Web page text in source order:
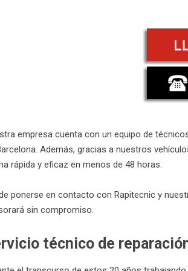
empresa cuenta con un equipo de
Además, gracias a nuestros
rápida y eficaz en menos de 48 horas.
ponerse en contacto con Rapitecnic y
sin compromiso.
técnico de